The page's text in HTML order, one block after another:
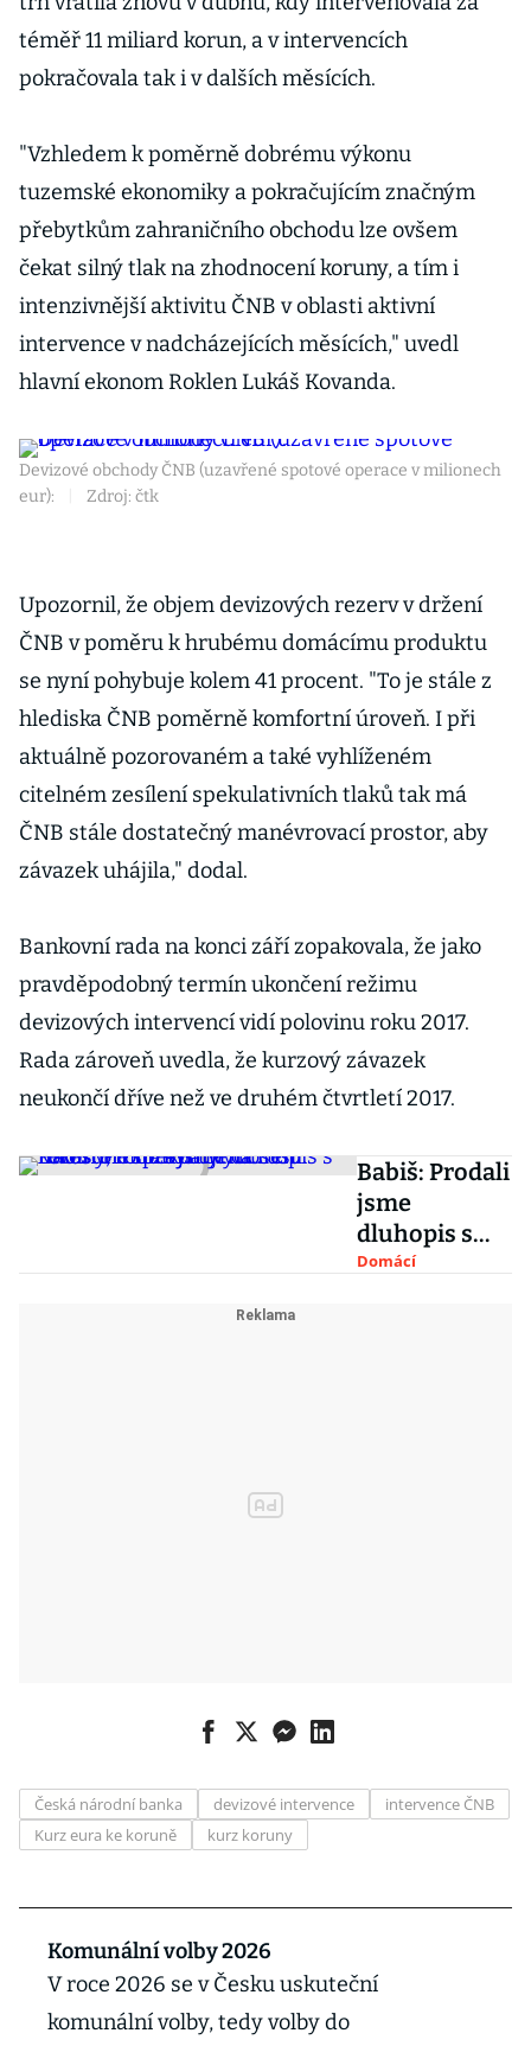
téměř 11 miliard korun, a v intervencích
pokračovala tak i v dalších měsících.
"Vzhledem k poměrně dobrému výkonu
tuzemské ekonomiky a pokračujícím značným
přebytkům zahraničního obchodu lze ovšem
čekat silný tlak na zhodnocení koruny, a tím i
intenzivnější aktivitu ČNB v oblasti aktivní
intervence v nadcházejících měsících," uvedl
hlavní ekonom Roklen Lukáš Kovanda.
Devizové obchody ČNB (uzavřené spotové operace v milionech
eur):
Zdroj: čtk
Upozornil, že objem devizových rezerv v držení
ČNB v poměru k hrubému domácímu produktu
se nyní pohybuje kolem 41 procent. "To je stále z
hlediska ČNB poměrně komfortní úroveň. I při
aktuálně pozorovaném a také vyhlíženém
citelném zesílení spekulativních tlaků tak má
ČNB stále dostatečný manévrovací prostor, aby
závazek uhájila," dodal.
Bankovní rada na konci září zopakovala, že jako
pravděpodobný termín ukončení režimu
devizových intervencí vidí polovinu roku 2017.
Rada zároveň uvedla, že kurzový závazek
neukončí dříve než ve druhém čtvrtletí 2017.
Babiš: Prodali
jsme
dluhopis s
rekordně
Domácí
Česká národní banka devizové intervence
intervence ČNB
Kurz eura ke koruně
kurz koruny
Komunální volby 2026
V roce 2026 se v Česku uskuteční
komunální volby, tedy volby do